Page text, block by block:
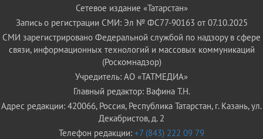
Сетевое издание «Татарстан»
Запись о регистрации СМИ: Эл № ФС77-90163 от 07.10.2025
СМИ зарегистрировано Федеральной службой по надзору в сфере
связи, информационных технологий и массовых коммуникаций
(Роскомнадзор)
Учредитель: АО «ТАТМЕДИА»
Главный редактор: Вафина Т.Н.
Адрес редакции: 420066, Россия, Республика Татарстан, г. Казань, ул.
Декабристов, д. 2
Телефон редакции: +7 (843) 222 09 79